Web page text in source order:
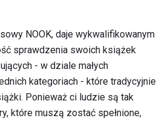
NOOK, daje wykwalifikowanym
sprawdzenia swoich książek
- w dziale małych
kategoriach - które tradycyjnie
Ponieważ ci ludzie są tak
które muszą zostać spełnione,